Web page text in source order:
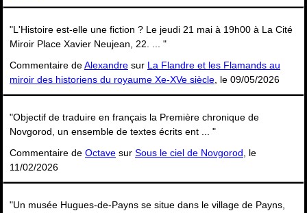
"L'Histoire est-elle une fiction ? Le jeudi 21 mai à 19h00 à La Cité
Miroir Place Xavier Neujean, 22. ... "
Commentaire deAlexandre sur La Flandre et les Flamands au
miroir des historiens du royaume Xe-XVe siècle , le 09/05/2026
"Objectif de traduire en français la Première chronique de
Novgorod, un ensemble de textes écrits ent ... "
Commentaire de Octave sur Sous le ciel de Novgorod , le
11/02/2026
"Un musée Hugues-de-Payns se situe dans le village de Payns,